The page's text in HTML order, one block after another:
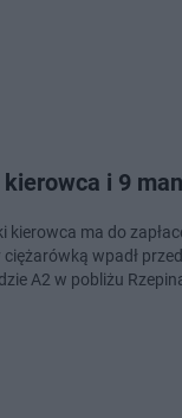
i 9
kierowca ma do
ciężarówką wpadł
A2 w pobliżu